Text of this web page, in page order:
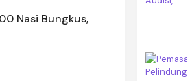
Nasi Bungkus,